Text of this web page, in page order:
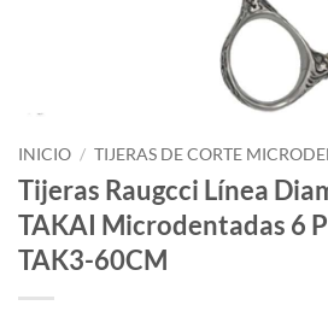
INICIO / TIJERAS DE CORTE
Tijeras Raugcci Línea
TAKAI Microdentadas 6
TAK3-60CM